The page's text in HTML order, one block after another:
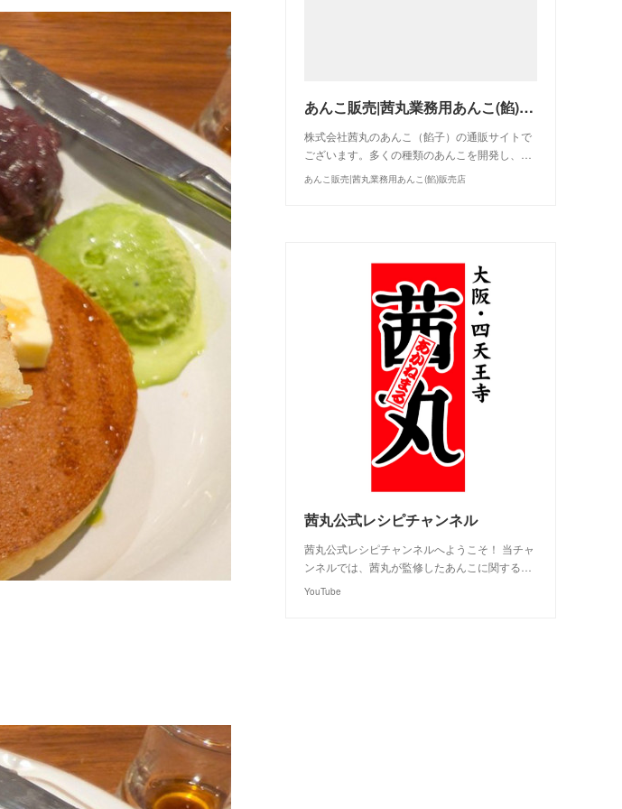
あんこ販売|茜丸業務用あんこ(餡)販売店
株式会社茜丸のあんこ（餡子）の通販サイトで
ございます。多くの種類のあんこを開発し、…
あんこ販売|茜丸業務用あんこ(餡)販売店
茜丸公式レシピチャンネル
茜丸公式レシピチャンネルへようこそ！ 当チャ
ンネルでは、茜丸が監修したあんこに関する…
YouTube